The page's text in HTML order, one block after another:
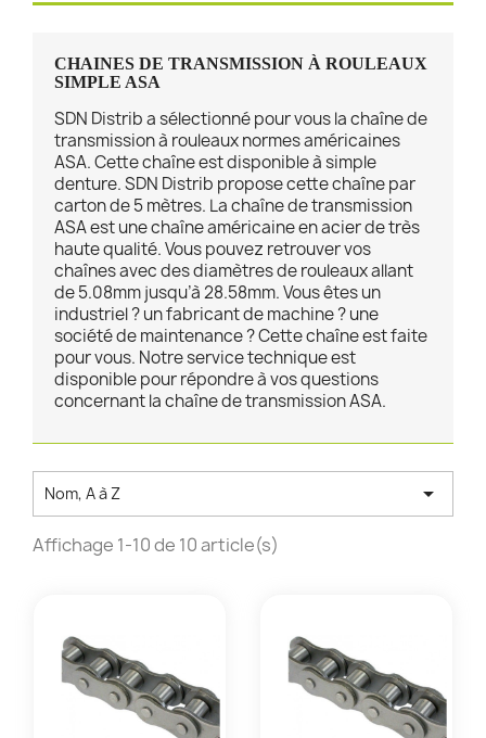
CHAINES DE TRANSMISSION À ROULEAUX
SIMPLE ASA
SDN Distrib a sélectionné pour vous la chaîne de
transmission à rouleaux normes américaines
ASA. Cette chaîne est disponible à simple
denture. SDN Distrib propose cette chaîne par
carton de 5 mètres. La chaîne de transmission
ASA est une chaîne américaine en acier de très
haute qualité. Vous pouvez retrouver vos
chaînes avec des diamètres de rouleaux allant
de 5.08mm jusqu’à 28.58mm. Vous êtes un
industriel ? un fabricant de machine ? une
société de maintenance ? Cette chaîne est faite
pour vous. Notre service technique est
disponible pour répondre à vos questions
concernant la chaîne de transmission ASA.
Nom, A à Z 
Affichage 1-10 de 10 article(s)